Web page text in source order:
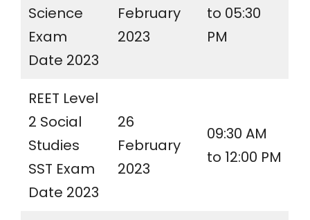
Science
Exam
Date 2023
February
2023
to 05:30
PM
REET Level
2 Social
Studies
SST Exam
Date 2023
26
February
2023
09:30 AM
to 12:00 PM